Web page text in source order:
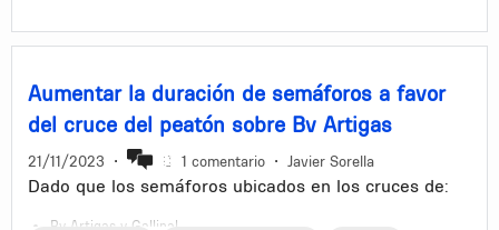
Las estructuras que presenta Global Designing Cities
siguiente página
web:https://globaldesigningcities.org/publication/global-
street-design-guide/designing-streets-
people/designing-for-pedestrians/sidewalk-
extensions/
Aumentar la duración de semáforos a favor
del cruce del peatón sobre Bv Artigas
21/11/2023 • 1 comentario • Javier Sorella
Dado que los semáforos ubicados en los cruces de:
Bv Artigas y Gallinal